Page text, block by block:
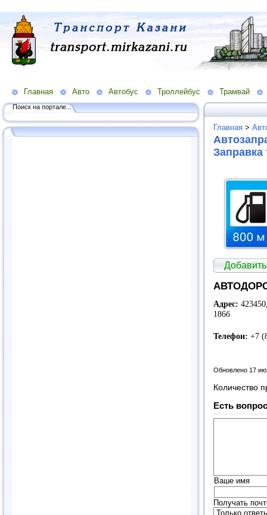
Главная Авто Автобус Троллейбус Трамвай
Поиск на портале...
Главная >
Заправка
Адрес:
186б
Телефон: +7
Обновлено 17
Количество
Есть
Ваше имя
Получать